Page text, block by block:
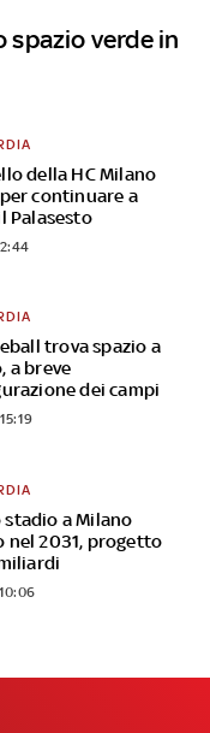
spazio verde in
della HC Milano
continuare a
Palasesto
trova spazio a
a breve
dei campi
stadio a Milano
nel 2031, progetto